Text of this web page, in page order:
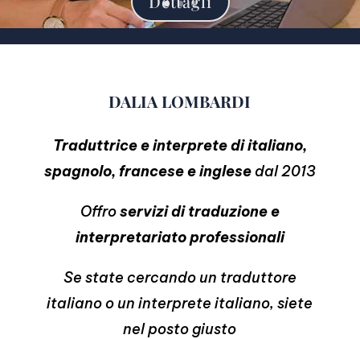
DALIA LOMBARDI
Traduttrice e interprete di italiano,
spagnolo, francese e inglesedal 2013
Offroservizi di traduzione e
interpretariato professionali
Se state cercando un traduttore
italiano o un interprete italiano, siete
nel posto giusto